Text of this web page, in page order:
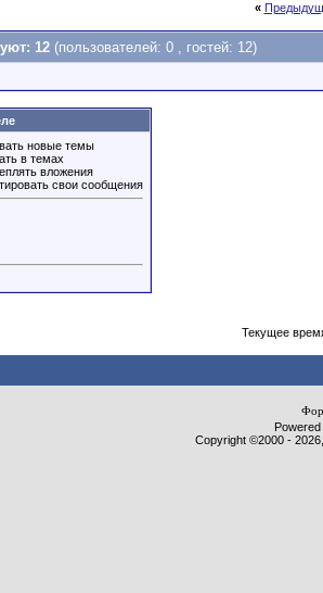
«
12 (пользователей: 0 , гостей: 12)
новые темы
в темах
вложения
свои сообщения
Текущее
Copyright ©2000 -